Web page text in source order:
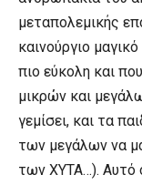
μεταπολεμικής
καινούργιο
πιο εύκολη και
μικρών και
γεμίσει, και τα
των μεγάλων να
των ΧΥΤΑ…). Αυτό